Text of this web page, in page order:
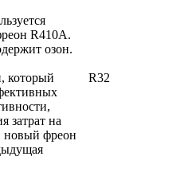
R410A.
озон.
который
затрат на
новый фреон
R32